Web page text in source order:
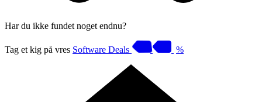
Har du ikke fundet noget endnu?
Tag et kig på vres Software Deals %